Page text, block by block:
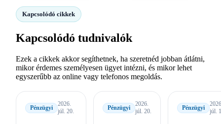
Kapcsolódó cikkek
Kapcsolódó tudnivalók
Ezek a cikkek akkor segíthetnek, ha szeretnéd jobban átlátni,
mikor érdemes személyesen ügyet intézni, és mikor lehet
egyszerűbb az online vagy telefonos megoldás.
Pénzügyi
2026.
júl. 20.
Pénzügyi
2026.
júl. 20.
Pénzügyi
júl.